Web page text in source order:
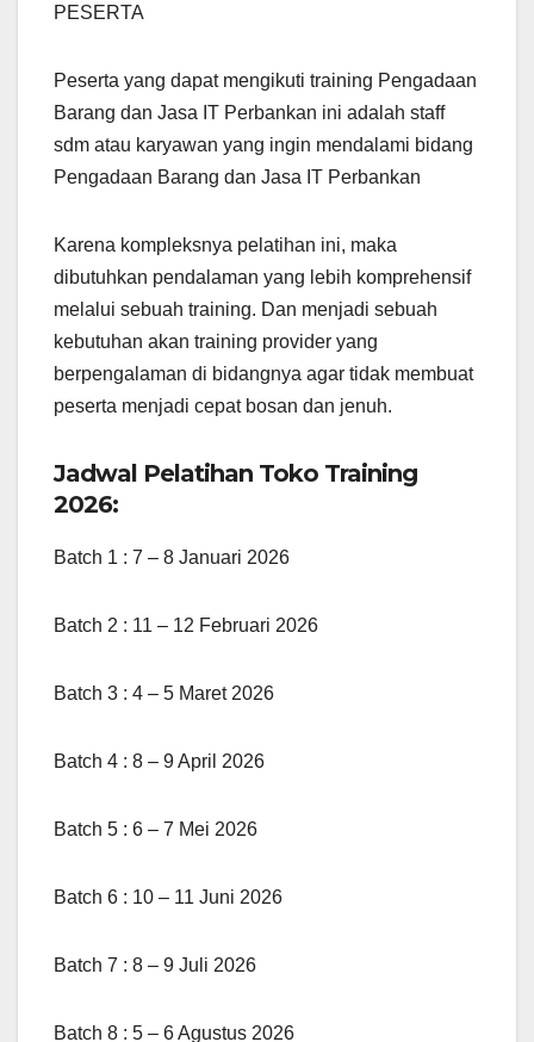
PESERTA
Peserta yang dapat mengikuti training Pengadaan
Barang dan Jasa IT Perbankan ini adalah staff
sdm atau karyawan yang ingin mendalami bidang
Pengadaan Barang dan Jasa IT Perbankan
Karena kompleksnya pelatihan ini, maka
dibutuhkan pendalaman yang lebih komprehensif
melalui sebuah training. Dan menjadi sebuah
kebutuhan akan training provider yang
berpengalaman di bidangnya agar tidak membuat
peserta menjadi cepat bosan dan jenuh.
Jadwal Pelatihan Toko Training
2026:
Batch 1 : 7 – 8 Januari 2026
Batch 2 : 11 – 12 Februari 2026
Batch 3 : 4 – 5 Maret 2026
Batch 4 : 8 – 9 April 2026
Batch 5 : 6 – 7 Mei 2026
Batch 6 : 10 – 11 Juni 2026
Batch 7 : 8 – 9 Juli 2026
Batch 8 : 5 – 6 Agustus 2026